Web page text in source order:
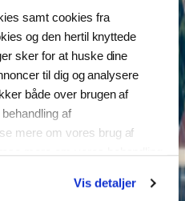
samt cookies fra
og den hertil knyttede
sker for at huske dine
til dig og analysere
både over brugen af
af
mere om vores brug af
klikke på “Ændring af dit
Vis detaljer